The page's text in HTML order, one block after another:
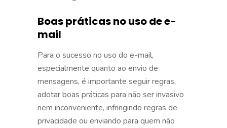
Boas práticas no uso de e-
mail
Para o sucesso no uso do e-mail,
especialmente quanto ao envio de
mensagens, é importante seguir regras,
adotar boas práticas para não ser invasivo
nem inconveniente, infringindo regras de
privacidade ou enviando para quem não